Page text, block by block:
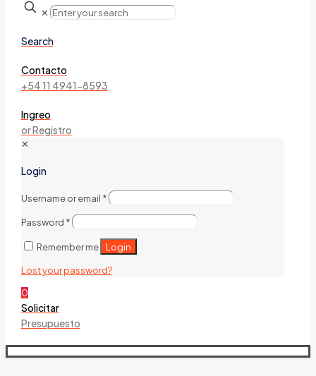
✕
Search
Contacto
+54 11 4941-8593
Ingreo
or Registro
✕
Login
Username or email *
Password *
Remember me Login
Lost your password?
0
Solicitar
Presupuesto